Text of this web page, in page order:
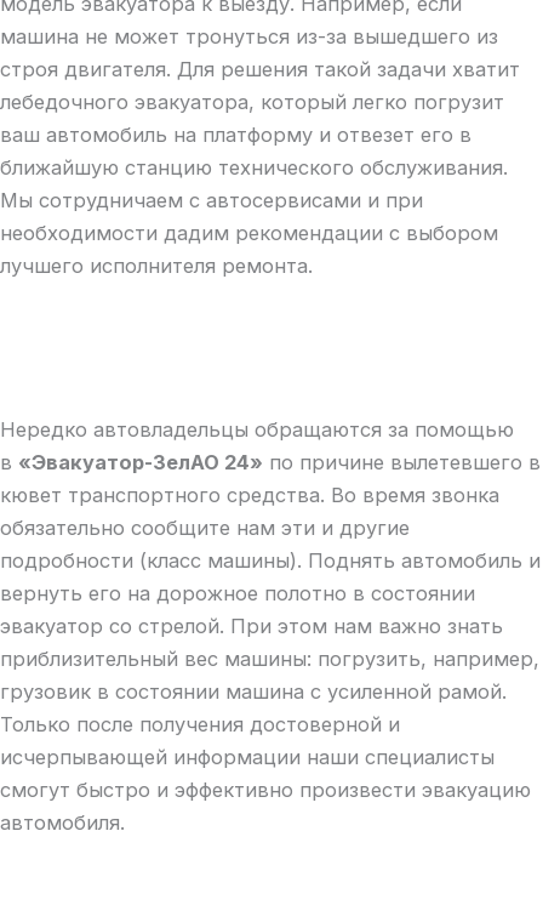
машина не может тронуться из-за вышедшего из
строя двигателя. Для решения такой задачи хватит
лебедочного эвакуатора, который легко погрузит
ваш автомобиль на платформу и отвезет его в
ближайшую станцию технического обслуживания.
Мы сотрудничаем с автосервисами и при
необходимости дадим рекомендации с выбором
лучшего исполнителя ремонта.
Нередко автовладельцы обращаются за помощью
в «Эвакуатор-ЗелАО 24» по причине вылетевшего в
кювет транспортного средства. Во время звонка
обязательно сообщите нам эти и другие
подробности (класс машины). Поднять автомобиль и
вернуть его на дорожное полотно в состоянии
эвакуатор со стрелой. При этом нам важно знать
приблизительный вес машины: погрузить, например,
грузовик в состоянии машина с усиленной рамой.
Только после получения достоверной и
исчерпывающей информации наши специалисты
смогут быстро и эффективно произвести эвакуацию
автомобиля.